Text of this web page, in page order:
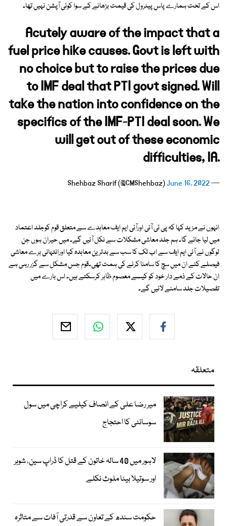
اس کے تحت ہمارے پاس پیٹرول کی قیمت بڑھانے کے سوا کوئی آپشن نہیں تھا۔
Acutely aware of the impact that a
fuel price hike causes. Govt is left with
no choice but to raise the prices due
to IMF deal that PTI govt signed. Will
take the nation into confidence on the
specifics of the IMF-PTI deal soon. We
will get out of these economic
difficulties, IA.
— Shehbaz Sharif (@CMShehbaz)
June 16, 2022
انہوں نے مزید کہا کہ پی ٹی آئی اورآئی ایم ایف معاہدے سے متعلق قوم کوجلد اعتماد
میں لیا جائے گا۔ ہم جلد معاشی مشکلات سے نکل آئیں گے۔ میں حیران ہوں جن
لوگوں نے آئی ایم ایف سے اب تک کا سب سے بدترین معاہدہ کیا اورانتہائی برے معاشی
فیصلے کئے ان میں سچ کا سامنا کرنے کی ہمت تھی۔قوم جس مشکل سے گزر رہی ہے
ان حالات کے ذمے دار خود کو کیسے معصوم ظاہر کرسکتے ہیں۔ اس بارے میں
تفصیلات جلد سامنے لائیں گے۔
متعلقہ
میر رضا علی کے انصاف کیلیے کراچی میں سول
سوسائٹی کا احتجاج
لاہور میں 40 سالہ خاتون کے قتل کا ڈراپ سین، شوہر
اور سوتیلا بیٹا ملوث نکلے
حکومت سندھ کے تعاون سے قدرتی آفات سے متاثرہ